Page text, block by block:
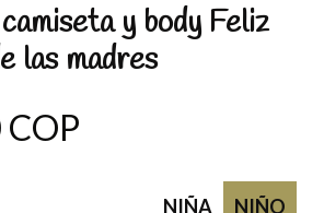
y body Feliz
las madres
NIÑO
NIÑA